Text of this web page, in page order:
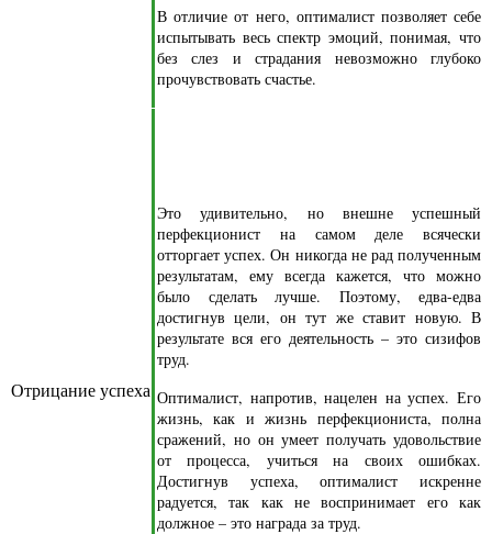
В отличие от него, оптималист позволяет себе
испытывать весь спектр эмоций, понимая, что
без слез и страдания невозможно глубоко
прочувствовать счастье.
Отрицание успеха
Это удивительно, но внешне успешный
перфекционист на самом деле всячески
отторгает успех. Он никогда не рад полученным
результатам, ему всегда кажется, что можно
было сделать лучше. Поэтому, едва-едва
достигнув цели, он тут же ставит новую. В
результате вся его деятельность – это сизифов
труд.
Оптималист, напротив, нацелен на успех. Его
жизнь, как и жизнь перфекциониста, полна
сражений, но он умеет получать удовольствие
от процесса, учиться на своих ошибках.
Достигнув успеха, оптималист искренне
радуется, так как не воспринимает его как
должное – это награда за труд.